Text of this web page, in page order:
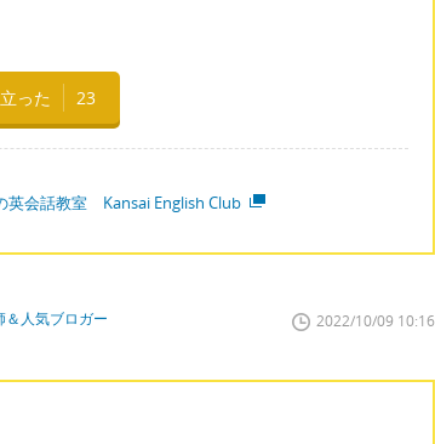
った 23
英会話教室 Kansai English Club
人気ブロガー 2022/10/09 10:16